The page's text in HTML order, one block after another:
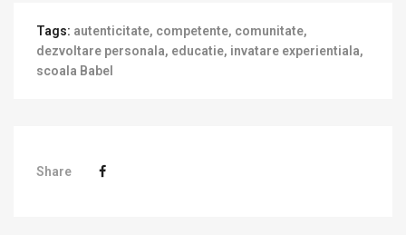
Tags: autenticitate, competente, comunitate,
dezvoltare personala, educatie, invatare experientiala,
scoala Babel
Share